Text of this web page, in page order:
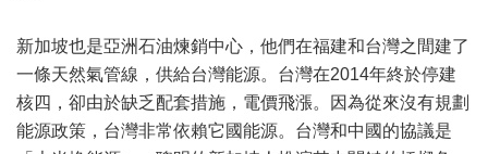
新加坡也是亞洲石油煉銷中心，他們在福建和台灣之間建了
一條天然氣管線，供給台灣能源。台灣在2014年終於停建
核四，卻由於缺乏配套措施，電價飛漲。因為從來沒有規劃
能源政策，台灣非常依賴它國能源。台灣和中國的協議是